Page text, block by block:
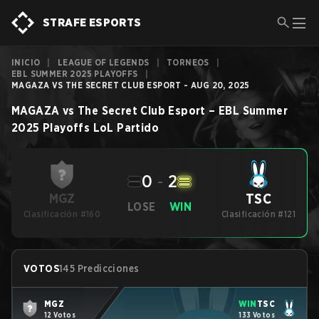
STRAFE ESPORTS
INICIO LEAGUE OF LEGENDS TORNEOS
EBL SUMMER 2025 PLAYOFFS
MAGAZA VS THE SECRET CLUB ESPORT - AUG 20, 2025
MAGAZA vs The Secret Club Esport – EBL Summer
2025 Playoffs LoL Partido
MGZ
Clasificación #160
LOSE
0 - 2
WIN TSC
Clasificación #121
VOTOS145 Predicciones
MGZ
12 Votos
WIN TSC
133 Votos